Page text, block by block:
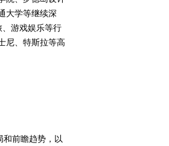
大学等继续深
游戏娱乐等行
尼、特斯拉等高
和前瞻趋势，以